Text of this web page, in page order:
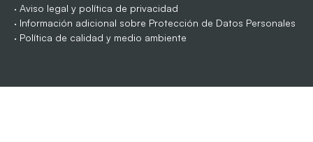
· Aviso legal y política de privacidad
· Información adicional sobre Protección de Datos Personales
· Política de calidad y medio ambiente